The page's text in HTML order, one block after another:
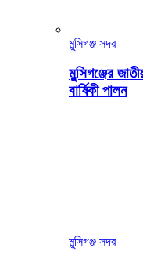
মুন্সিগঞ্জ সদর
মুন্সিগঞ্জের
বার্ষিকী পালন
মুন্সিগঞ্জ সদর